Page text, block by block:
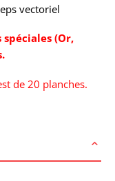
vectoriel
(Or,
de 20 planches.